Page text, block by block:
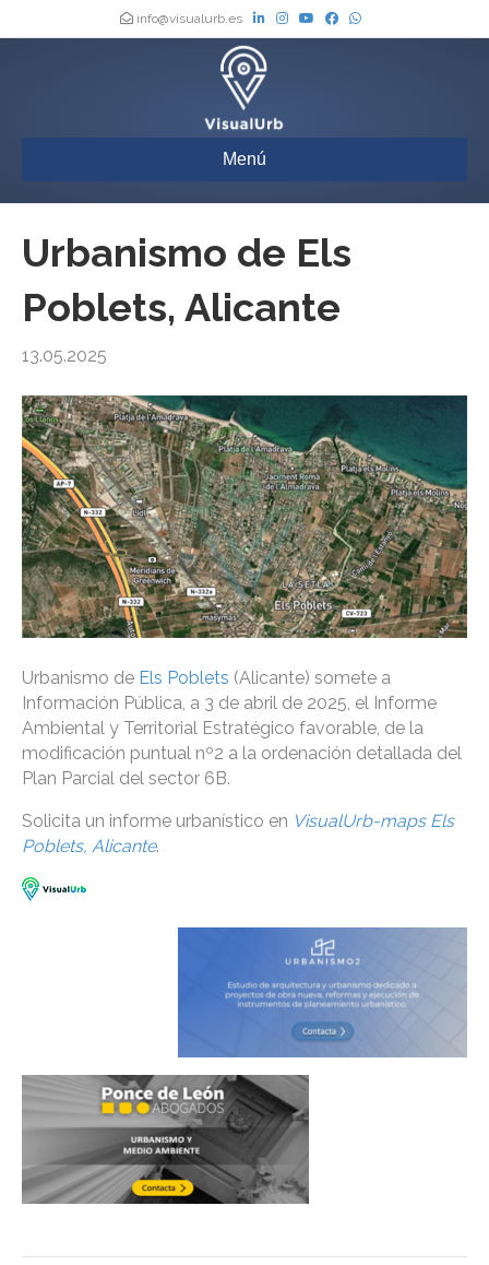
info@visualurb.es
Menú
Urbanismo de Els
Poblets, Alicante
13.05.2025
Urbanismo de Els Poblets (Alicante) somete a
Información Pública, a 3 de abril de 2025, el Informe
Ambiental y Territorial Estratégico favorable, de la
modificación puntual nº2 a la ordenación detallada del
Plan Parcial del sector 6B.
Solicita un informe urbanístico en VisualUrb-maps Els
Poblets, Alicante.